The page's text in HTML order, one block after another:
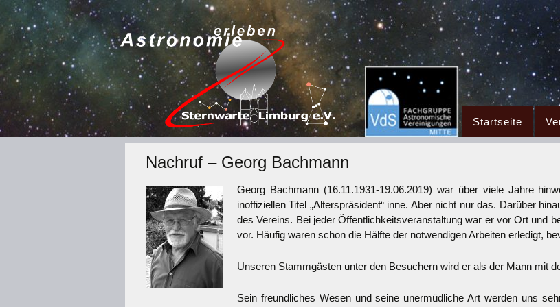
Inhalt
springen
Startseite
Nachruf – Georg Bachmann
Georg Bachmann (16.11.1931-19.06.2019) war über viele Jahre
inoffiziellen Titel „Alterspräsident“ inne. Aber nicht nur das. Darüber
des Vereins. Bei jeder Öffentlichkeitsveranstaltung war er vor Ort und
vor. Häufig waren schon die Hälfte der notwendigen Arbeiten erledigt,
Unseren Stammgästen unter den Besuchern wird er als der Mann mit
Sein freundliches Wesen und seine unermüdliche Art werden uns